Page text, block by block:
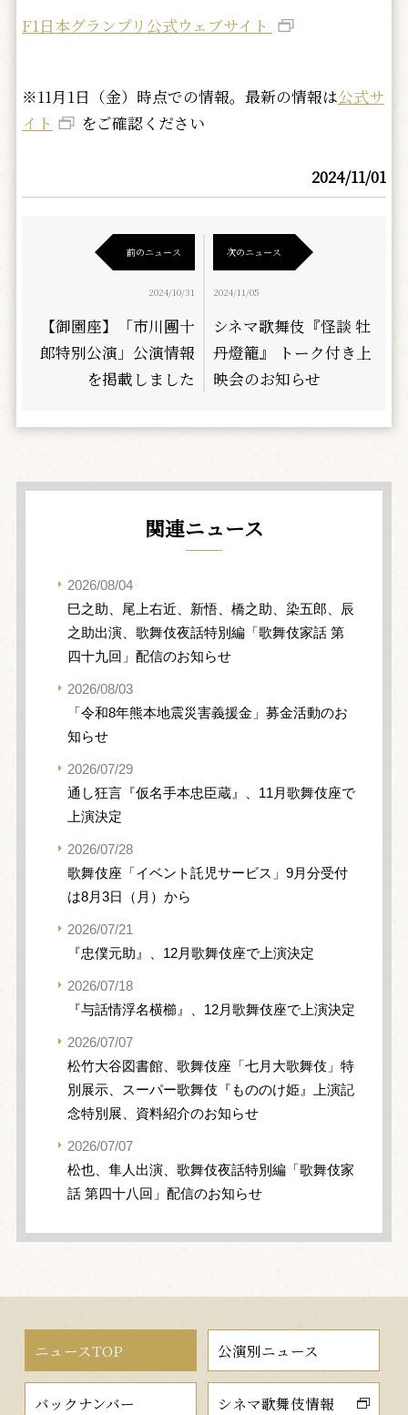
F1日本グランプリ公式ウェブサイト
※11月1日（金）時点での情報。最新の情報は公式サ
イト
をご確認ください
2024/11/01
前のニュース
2024/10/31
【御園座】「市川團十
郎特別公演」公演情報
を掲載しました
次のニュース
2024/11/05
シネマ歌舞伎『怪談 牡
丹燈籠』 トーク付き上
映会のお知らせ
関連ニュース
2026/08/04
巳之助、尾上右近、新悟、橋之助、染五郎、辰
之助出演、歌舞伎夜話特別編「歌舞伎家話 第
四十九回」配信のお知らせ
2026/08/03
「令和8年熊本地震災害義援金」募金活動のお
知らせ
2026/07/29
通し狂言『仮名手本忠臣蔵』、11月歌舞伎座で
上演決定
2026/07/28
歌舞伎座「イベント託児サービス」9月分受付
は8月3日（月）から
2026/07/21
『忠僕元助』、12月歌舞伎座で上演決定
2026/07/18
『与話情浮名横櫛』、12月歌舞伎座で上演決定
2026/07/07
松竹大谷図書館、歌舞伎座「七月大歌舞伎」特
別展示、スーパー歌舞伎『もののけ姫』上演記
念特別展、資料紹介のお知らせ
2026/07/07
松也、隼人出演、歌舞伎夜話特別編「歌舞伎家
話 第四十八回」配信のお知らせ
ニュースTOP 公演別ニュース
バックナンバー シネマ歌舞伎情報